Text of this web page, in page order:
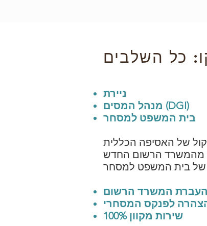
ניירת
מנהל המסים (DGI)
בית המשפט למסחר
של האסיפה הכללית
מהמשרד הרשום החדש
העברת המשרד הרשום
הצהרה לפנקס המסחרי
100% שירות מקוון